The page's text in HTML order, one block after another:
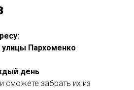
улицы Пархоменко
день
сможете забрать их из